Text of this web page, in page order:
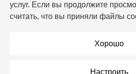
услуг. Если вы продолжите
считать, что вы приняли файлы
Хорошо
Настроить
Мы в мессенджерах:
Режим работы: Пн–Пт: